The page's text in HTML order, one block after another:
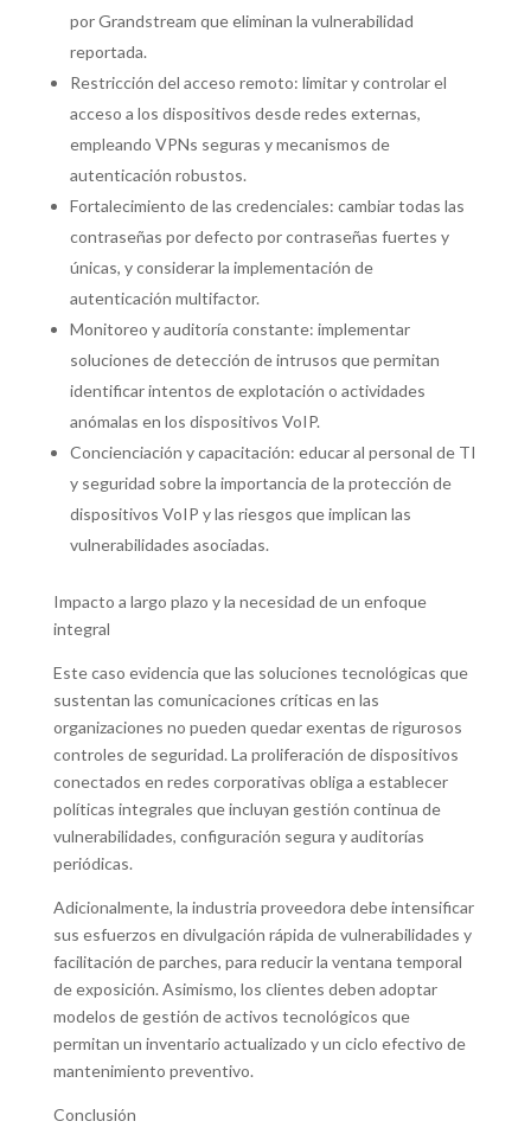
por Grandstream que eliminan la vulnerabilidad
reportada.
Restricción del acceso remoto: limitar y controlar el
acceso a los dispositivos desde redes externas,
empleando VPNs seguras y mecanismos de
autenticación robustos.
Fortalecimiento de las credenciales: cambiar todas las
contraseñas por defecto por contraseñas fuertes y
únicas, y considerar la implementación de
autenticación multifactor.
Monitoreo y auditoría constante: implementar
soluciones de detección de intrusos que permitan
identificar intentos de explotación o actividades
anómalas en los dispositivos VoIP.
Concienciación y capacitación: educar al personal de TI
y seguridad sobre la importancia de la protección de
dispositivos VoIP y las riesgos que implican las
vulnerabilidades asociadas.
Impacto a largo plazo y la necesidad de un enfoque
integral
Este caso evidencia que las soluciones tecnológicas que
sustentan las comunicaciones críticas en las
organizaciones no pueden quedar exentas de rigurosos
controles de seguridad. La proliferación de dispositivos
conectados en redes corporativas obliga a establecer
políticas integrales que incluyan gestión continua de
vulnerabilidades, configuración segura y auditorías
periódicas.
Adicionalmente, la industria proveedora debe intensificar
sus esfuerzos en divulgación rápida de vulnerabilidades y
facilitación de parches, para reducir la ventana temporal
de exposición. Asimismo, los clientes deben adoptar
modelos de gestión de activos tecnológicos que
permitan un inventario actualizado y un ciclo efectivo de
mantenimiento preventivo.
Conclusión